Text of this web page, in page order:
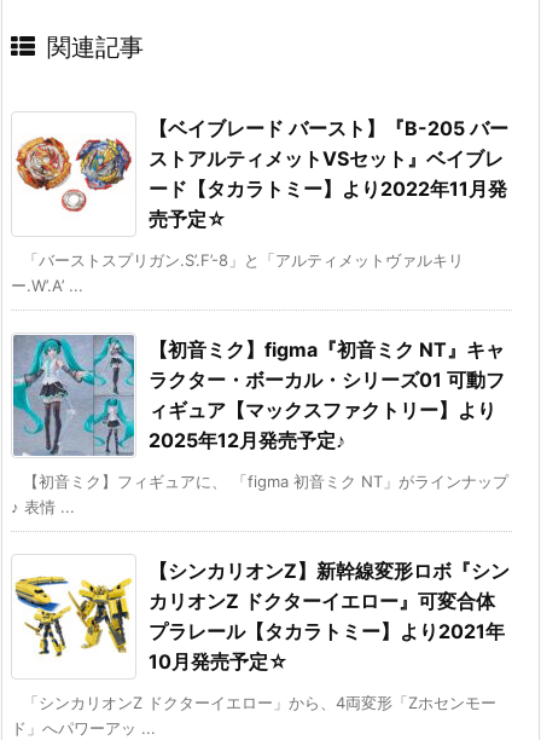
関連記事
【ベイブレード バースト】『B-205 バー
ストアルティメットVSセット』ベイブレ
ード【タカラトミー】より2022年11月発
売予定☆
「バーストスプリガン.S’.F’-8」と「アルティメットヴァルキリ
ー.W’.A’ ...
【初音ミク】figma『初音ミク NT』キャ
ラクター・ボーカル・シリーズ01 可動フ
ィギュア【マックスファクトリー】より
2025年12月発売予定♪
【初音ミク】フィギュアに、 「figma 初音ミク NT」がラインナップ
♪ 表情 ...
【シンカリオンZ】新幹線変形ロボ『シン
カリオンZ ドクターイエロー』可変合体
プラレール【タカラトミー】より2021年
10月発売予定☆
「シンカリオンZ ドクターイエロー」から、4両変形「Zホセンモー
ド」へパワーアッ ...